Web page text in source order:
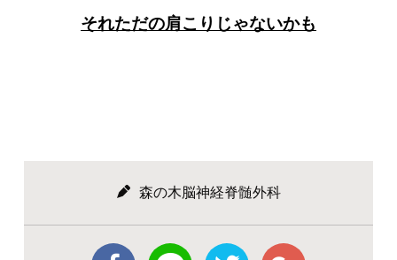
それただの肩こりじゃないかも
森の木脳神経脊髄外科